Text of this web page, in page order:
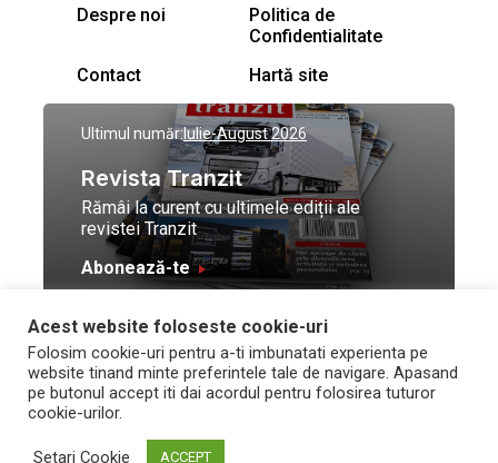
Despre noi
Politica de
Confidentialitate
Contact
Hartă site
Ultimul număr:Iulie-August 2026
Revista Tranzit
Rămâi la curent cu ultimele ediții ale
revistei Tranzit
Abonează-te
© Toate drepturile
rezervate Trafic Media
2026
Design by
and development byNeo
Vision Technologies
Acest website foloseste cookie-uri
Folosim cookie-uri pentru a-ti imbunatati experienta pe
website tinand minte preferintele tale de navigare. Apasand
pe butonul accept iti dai acordul pentru folosirea tuturor
cookie-urilor.
Setari Cookie ACCEPT